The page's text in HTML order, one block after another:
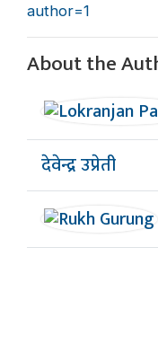
author=1
About the
देवेन्द्र उप्रेती